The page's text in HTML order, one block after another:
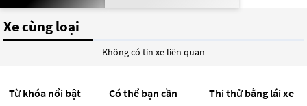
Xe cùng loại
Không có tin xe liên quan
Từ khóa nổi bật Có thể bạn cần Thi thử bằng lái xe